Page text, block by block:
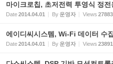
마이크로칩, 초저전력 투영식 정전
Date2014.04.01 By 운영자 Views 27883
에이디씨시스템, Wi-Fi 데이터 수
Date2014.04.01 By 운영자 Views 23891